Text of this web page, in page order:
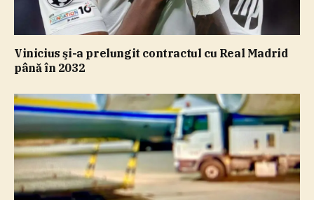
Vinicius şi-a prelungit contractul cu Real Madrid
până în 2032